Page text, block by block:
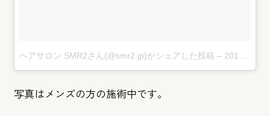
ヘアサロン SMR2さん(@smr2.jp)がシェアした投稿 – 2017 10月 9 6:23午前 PDT
写真はメンズの方の施術中です。